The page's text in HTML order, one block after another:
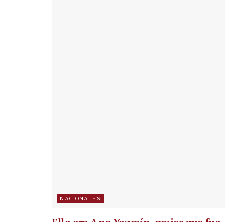
NACIONALES